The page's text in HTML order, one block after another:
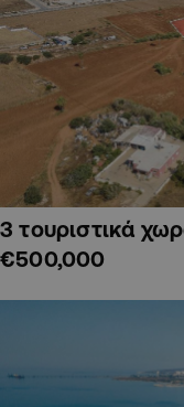
3 τουριστικά
€500,000